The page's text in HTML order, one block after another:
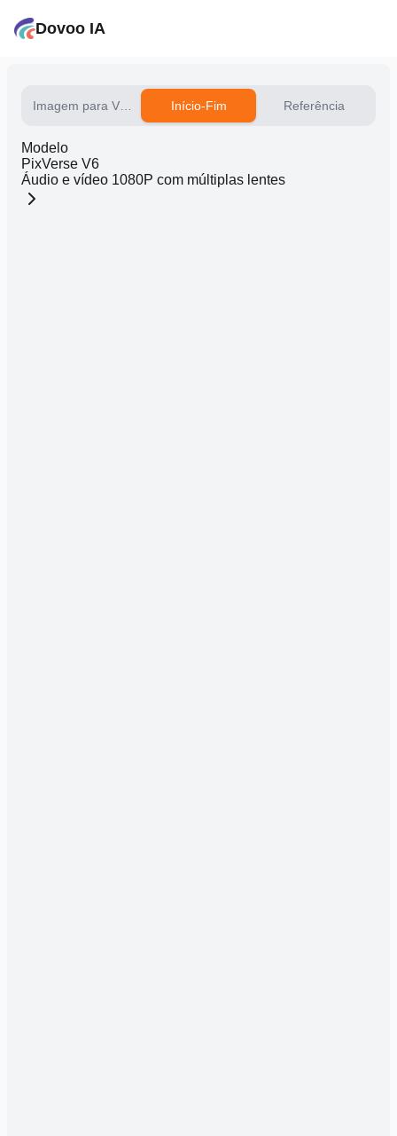
Dovoo IA
Início-Fim Referência
Modelo
PixVerse V6
Áudio e vídeo 1080P com múltiplas lentes